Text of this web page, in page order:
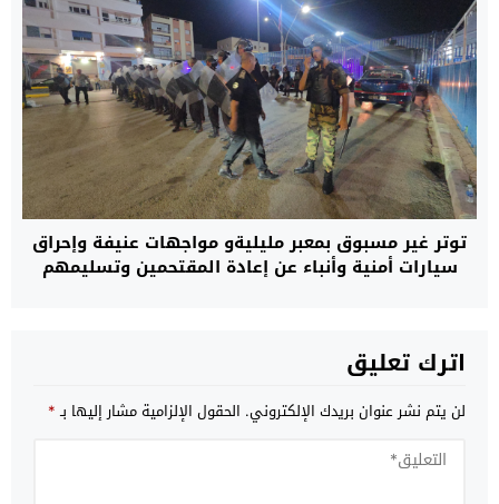
توتر غير مسبوق بمعبر مليليةو مواجهات عنيفة وإحراق
سيارات أمنية وأنباء عن إعادة المقتحمين وتسليمهم
اترك تعليق
لن يتم نشر عنوان بريدك الإلكتروني. الحقول الإلزامية مشار إليها بـ*